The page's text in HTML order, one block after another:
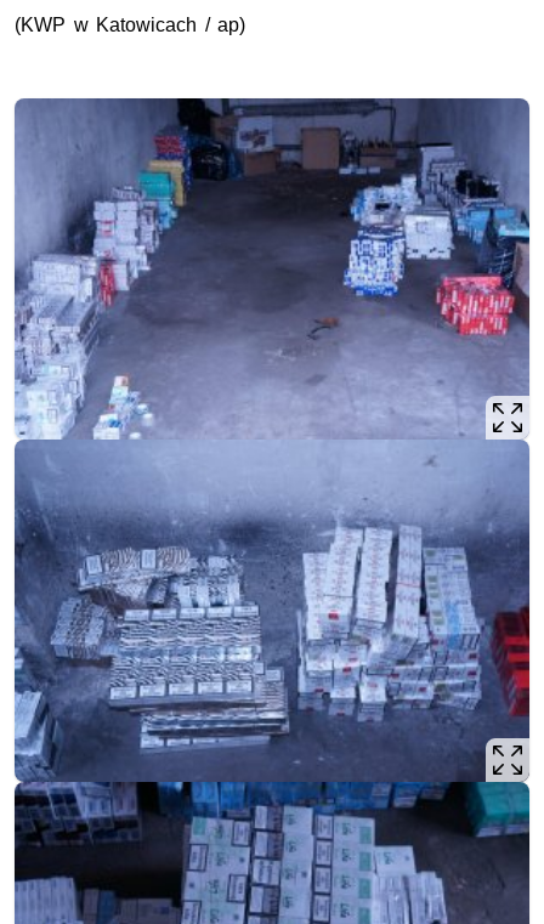
(KWP w Katowicach / ap)